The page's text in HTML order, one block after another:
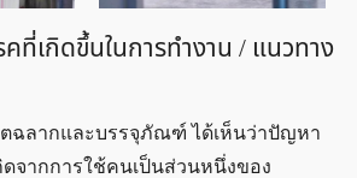
ที่เกิดขึ้นในการทำงาน / แนวทาง
ฉลากและบรรจุภัณฑ์ ได้เห็นว่าปัญหา
จากการใช้คนเป็นส่วนหนึ่งของ